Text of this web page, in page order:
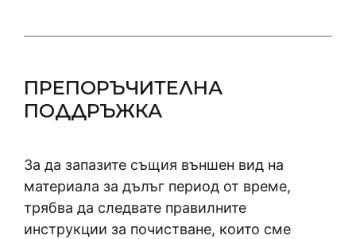
ПРЕПОРЪЧИТЕЛНА
ПОДДРЪЖКА
За да запазите същия външен вид на
материала за дълъг период от време,
трябва да следвате правилните
инструкции за почистване, които сме